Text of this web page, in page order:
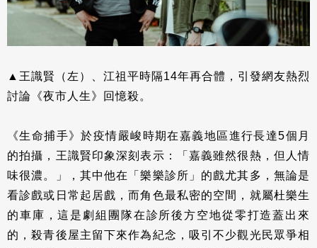
▲王識賢（左）、江祖平時隔14年再合體，引發網友熱烈
討論《夜市人生》回憶殺。
《生命捕手》於疫情嚴峻時期在嘉義地區進行長達5個月
的拍攝，王識賢印象深刻表示：「嘉義雖然很熱，但人情
味很濃。」，其中他在「樂樂診所」的戲尤其多，無論是
看診戲或日常起居戲，而角色最私密的空間，就屬杜樂生
的車庫，這是劇組團隊在診所後方空地從零打造蓋出來
的，殺青後屋主留下來作為紀念，吸引不少觀光民眾爭相